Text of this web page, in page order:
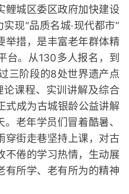
鲤城区委区政府加快建设
现“品质名城·现代都市”
举措，是丰富老年群体精
台。从130多人报名，到
三阶段的8处世界遗产点
课程、实训讲解及综合
式成为古城银龄公益讲解
老年学员们冒着酷暑、
穿街走巷坚持上课，对古
不倦的学习热情，生动展
有所学、老有所为的精神